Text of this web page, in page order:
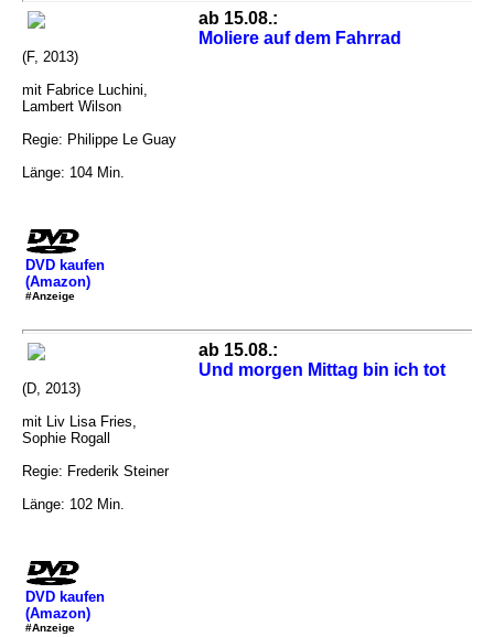
ab 15.08.:
Moliere auf dem Fahrrad
(F, 2013)
mit Fabrice Luchini,
Lambert Wilson
Regie: Philippe Le Guay
Länge: 104 Min.
DVD kaufen
(Amazon)
#Anzeige
ab 15.08.:
Und morgen Mittag bin ich tot
(D, 2013)
mit Liv Lisa Fries,
Sophie Rogall
Regie: Frederik Steiner
Länge: 102 Min.
DVD kaufen
(Amazon)
#Anzeige